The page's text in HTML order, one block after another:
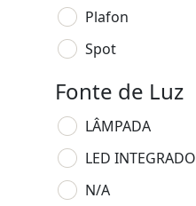
Plafon
Spot
Fonte de Luz
LÂMPADA
LED INTEGRADO
N/A